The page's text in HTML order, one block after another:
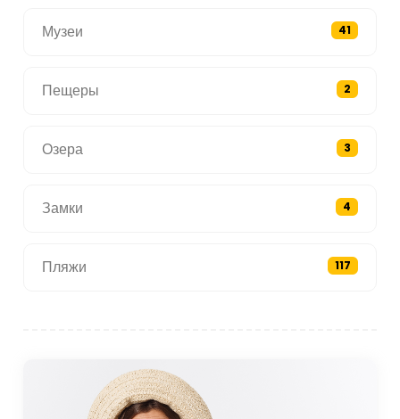
Музеи 41
Пещеры 2
Озера 3
Замки 4
Пляжи 117